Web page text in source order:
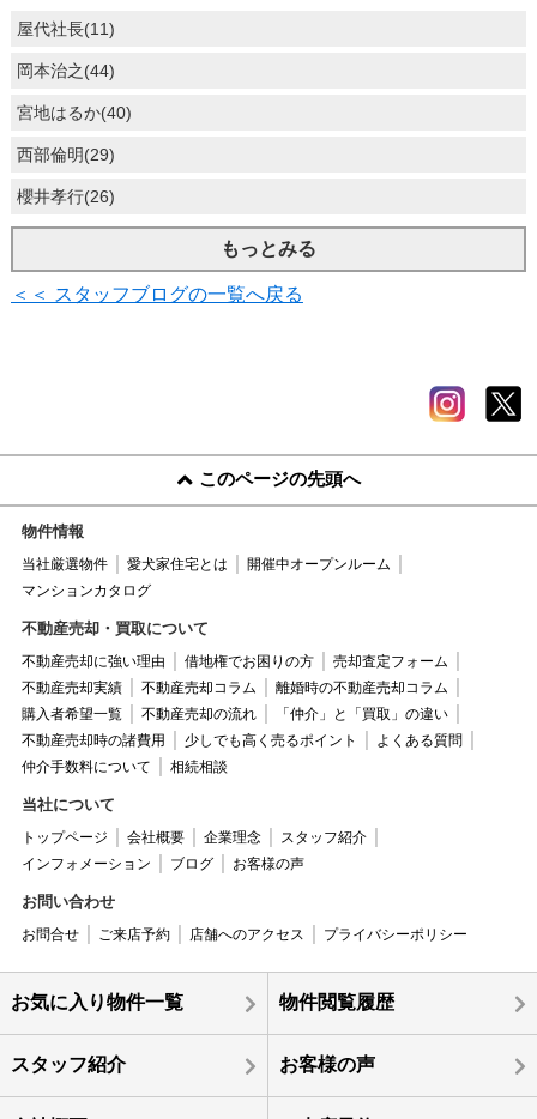
屋代社長(11)
岡本治之(44)
宮地はるか(40)
西部倫明(29)
櫻井孝行(26)
もっとみる
＜＜ スタッフブログの一覧へ戻る
このページの先頭へ
物件情報
当社厳選物件 愛犬家住宅とは
開催中オープンルーム
マンションカタログ
不動産売却・買取について
不動産売却に強い理由 借地権でお困りの方
売却査定フォーム
不動産売却実績
不動産売却コラム
離婚時の不動産売却コラム
購入者希望一覧
不動産売却の流れ
「仲介」と「買取」の違い
不動産売却時の諸費用
少しでも高く売るポイント
よくある質問
仲介手数料について
相続相談
当社について
トップページ 会社概要 企業理念
スタッフ紹介
インフォメーション
ブログ お客様の声
お問い合わせ
お問合せ ご来店予約 店舗へのアクセス プライバシーポリシー
お気に入り物件一覧 物件閲覧履歴
スタッフ紹介 お客様の声